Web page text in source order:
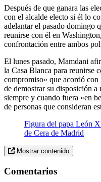
Después de que ganara las
con el alcalde electo si él lo
adelantar el pasado domingo
reunirse con él en
confrontación entre ambos
El lunes pasado, Mamdani
la Casa Blanca para reunirse
compromiso» que acordó
de demostrar su disposición
siempre y cuando fuera «en
de personas que consideran
Figura del papa León
de Cera de Madrid
Mostrar contenido
Comentarios